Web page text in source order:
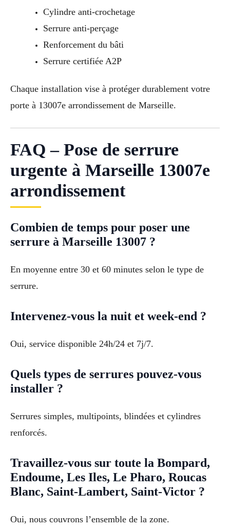
Cylindre anti-crochetage
Serrure anti-perçage
Renforcement du bâti
Serrure certifiée A2P
Chaque installation vise à protéger durablement votre
porte à 13007e arrondissement de Marseille.
FAQ – Pose de serrure
urgente à Marseille 13007e
arrondissement
Combien de temps pour poser une
serrure à Marseille 13007 ?
En moyenne entre 30 et 60 minutes selon le type de
serrure.
Intervenez-vous la nuit et week-end ?
Oui, service disponible 24h/24 et 7j/7.
Quels types de serrures pouvez-vous
installer ?
Serrures simples, multipoints, blindées et cylindres
renforcés.
Travaillez-vous sur toute la Bompard,
Endoume, Les Iles, Le Pharo, Roucas
Blanc, Saint-Lambert, Saint-Victor ?
Oui, nous couvrons l’ensemble de la zone.